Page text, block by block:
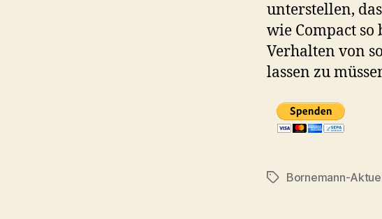
unterstellen,
wie Compact so
Verhalten von
lassen zu
Schlagwörter
Bornemann-